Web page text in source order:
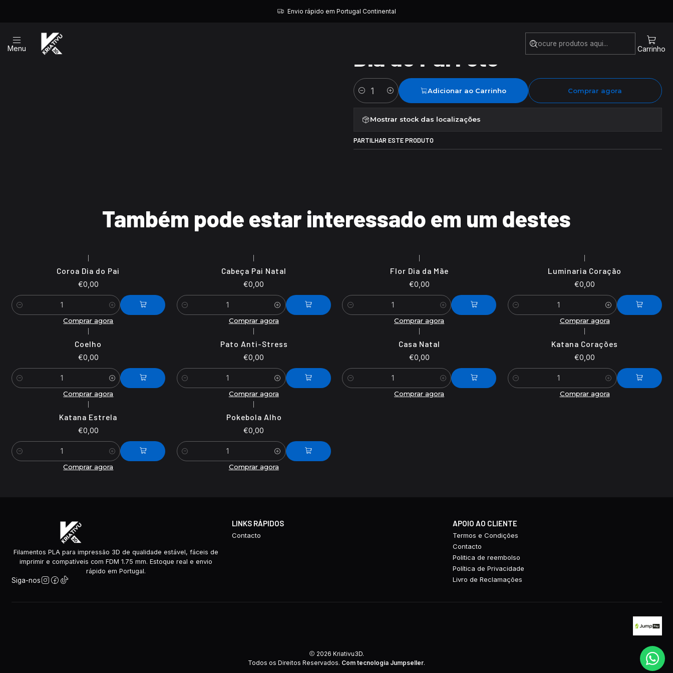
Menu Carrinho
Envio rápido em Portugal Continental
Início Dia do Pai Foto
Dia do Pai Foto
Quantidade
Adicionar ao Carrinho Comprar agora
Mostrar stock das localizações
PARTILHAR ESTE PRODUTO
Também pode estar interessado em um destes
Coroa Dia do Pai
€0,00
Quantidade
Comprar agora
Cabeça Pai Natal
€0,00
Quantidade
Comprar agora
Flor Dia da Mãe
€0,00
Quantidade
Comprar agora
Luminaria Coração
€0,00
Quantidade
Comprar agora
Coelho
€0,00
Quantidade
Comprar agora
Pato Anti-Stress
€0,00
Quantidade
Comprar agora
Casa Natal
€0,00
Quantidade
Comprar agora
Katana Corações
€0,00
Quantidade
Comprar agora
Katana Estrela
€0,00
Quantidade
Comprar agora
Pokebola Alho
€0,00
Quantidade
Comprar agora
Filamentos PLA para impressão 3D de qualidade estável, fáceis de
imprimir e compatíveis com FDM 1.75 mm. Estoque real e envio
rápido em Portugal.
Siga-nos
LINKS RÁPIDOS
Contacto
APOIO AO CLIENTE
Termos e Condições
Contacto
Politica de reembolso
Política de Privacidade
Livro de Reclamações
2026 Kriativu3D.
Todos os Direitos Reservados. Com tecnologia Jumpseller.